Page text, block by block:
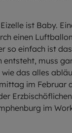
ist Baby.
einen
so einfach ist
entsteht, muss
wie das alles
im Februar
im